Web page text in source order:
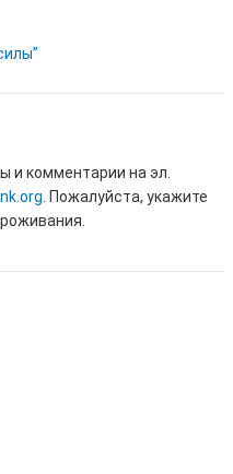
и комментарии на эл.
. Пожалуйста, укажите